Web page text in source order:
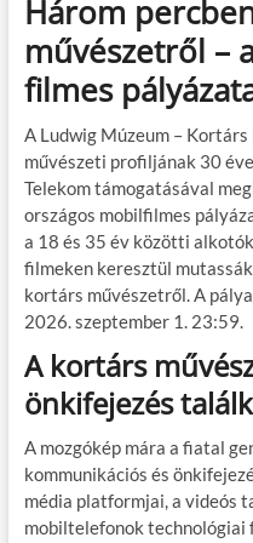
e
b
o
o
k
itt
er
ail m
bl
r
Három
művészetről –
filmes
A Ludwig Múzeum –
művészeti profiljának 30
Telekom támogatásával
országos mobilfilmes
a 18 és 35 év közötti
filmeken keresztül
kortárs művészetről. A
2026. szeptember 1. 23:59.
A kortárs
önkifejezés
A mozgókép mára a fiatal
kommunikációs és
média platformjai, a videós
mobiltelefonok